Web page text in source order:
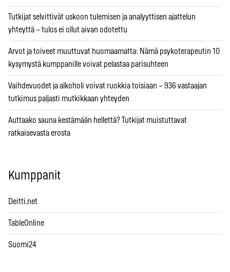
Tutkijat selvittivät uskoon tulemisen ja analyyttisen ajattelun
yhteyttä – tulos ei ollut aivan odotettu
Arvot ja toiveet muuttuvat huomaamatta: Nämä psykoterapeutin 10
kysymystä kumppanille voivat pelastaa parisuhteen
Vaihdevuodet ja alkoholi voivat ruokkia toisiaan – 936 vastaajan
tutkimus paljasti mutkikkaan yhteyden
Auttaako sauna kestämään hellettä? Tutkijat muistuttavat
ratkaisevasta erosta
Kumppanit
Deitti.net
TableOnline
Suomi24